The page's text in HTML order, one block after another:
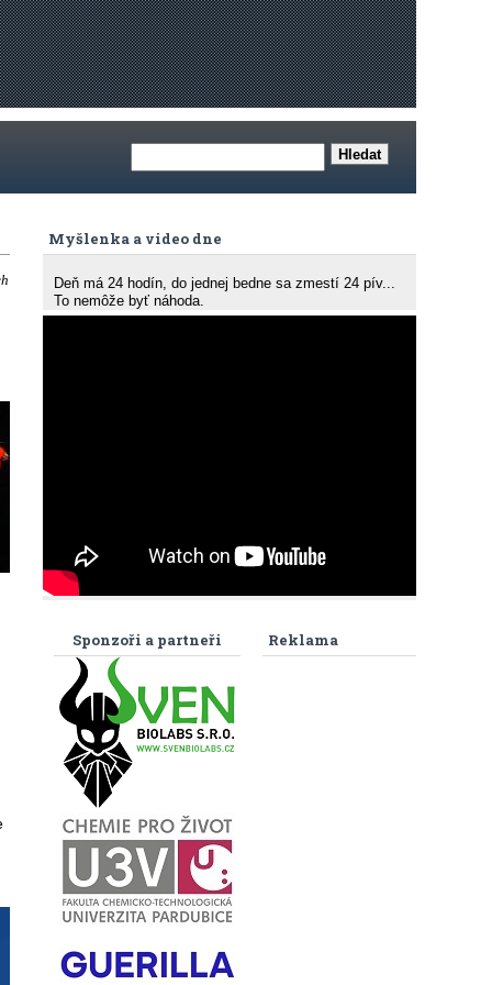
Myšlenka a video dne
Deň má 24 hodín, do jednej bedne sa zmestí 24 pív...
To nemôže byť náhoda.
Reklama
Sponzoři a partneři